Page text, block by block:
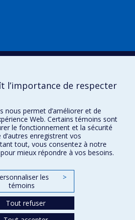
l'entremise du jeu sérieux
spécialisée en relations
et comme socio-
la santé des populations et les
mesurer les déterminants
suis spécialisée dans le
d'indices de défavorisation et de
la base d'indicateurs
l’importance de respecter
nous permet d’améliorer et de
Web. Certains témoins sont
le fonctionnement et la sécurité
enregistrent vos
tout, vous consentez à notre
mieux répondre à vos besoins.
les
témoins
>
Tout refuser